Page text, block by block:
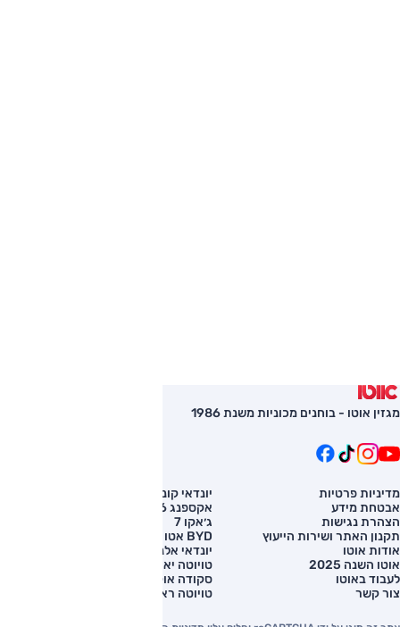
מגזין אוטו - בוחנים מכוניות משנת 1986
מדיניות פרטיות
אבטחת מידע
הצהרת נגישות
תקנון האתר ושירות הייעוץ
אודות אוטו
אוטו השנה 2025
לעבוד באוטו
צור קשר
יונדאי קונה
אקספנג G6
ג׳אקו 7
BYD אטו 3
יונדאי אלנטרה
טויוטה יאריס קרוס
סקודה אוקטביה
טויוטה ראב 4